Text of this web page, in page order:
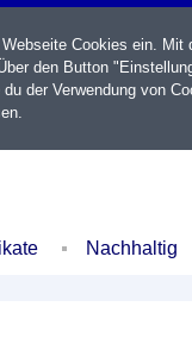
Nachhaltig
Cookies ein. Mit
den Button
der Verwendung von
.